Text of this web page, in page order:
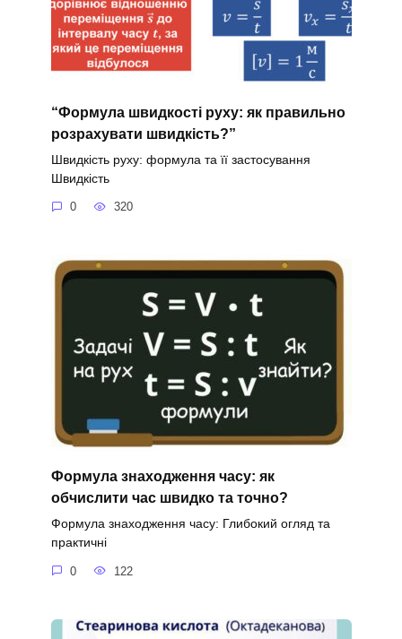
“Формула швидкості руху: як правильно
розрахувати швидкість?”
Швидкість руху: формула та її застосування
Швидкість
0 320
Формула знаходження часу: як
обчислити час швидко та точно?
Формула знаходження часу: Глибокий огляд та
практичні
0 122